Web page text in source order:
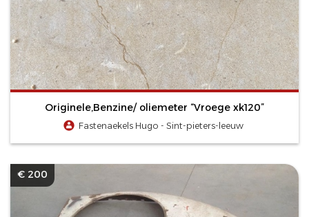
Originele,Benzine/ oliemeter “Vroege xk120”
Fastenaekels Hugo - Sint-pieters-leeuw
€ 200